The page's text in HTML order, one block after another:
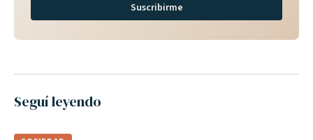
Suscribirme
Seguí leyendo